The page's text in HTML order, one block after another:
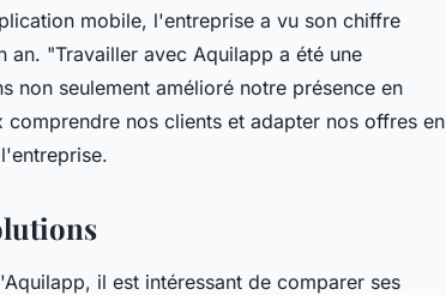
mobile, l'entreprise a vu son chiffre
an. "Travailler avec Aquilapp a été une
non seulement amélioré notre présence en
nos clients et adapter nos offres en
il est intéressant de comparer ses